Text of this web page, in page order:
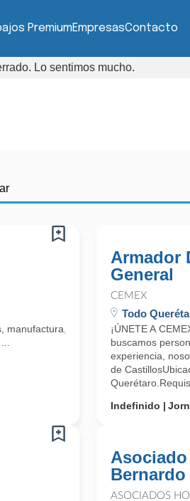
PremiumEmpresasContacto
Lo sentimos mucho.
distribución y
Armador
General
CEMEX
Todo
¡ÚNETE A
buscamos
experiencia,
de
Indefinido
ASOCIADOS